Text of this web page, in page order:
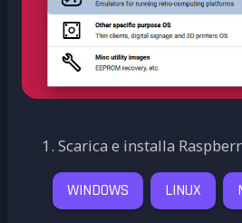
Scarica e installa
WINDOWS LINUX